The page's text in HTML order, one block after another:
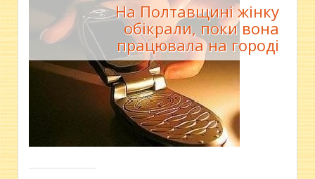
На Полтавщині жінку
обікрали, поки вона
працювала на городі